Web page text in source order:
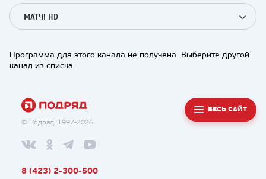
МАТЧ! HD
Программа для этого канала не получена. Выберите другой
канал из списка.
© Подряд, 1997-2026
ВЕСЬ САЙТ
8 (423) 2-300-500